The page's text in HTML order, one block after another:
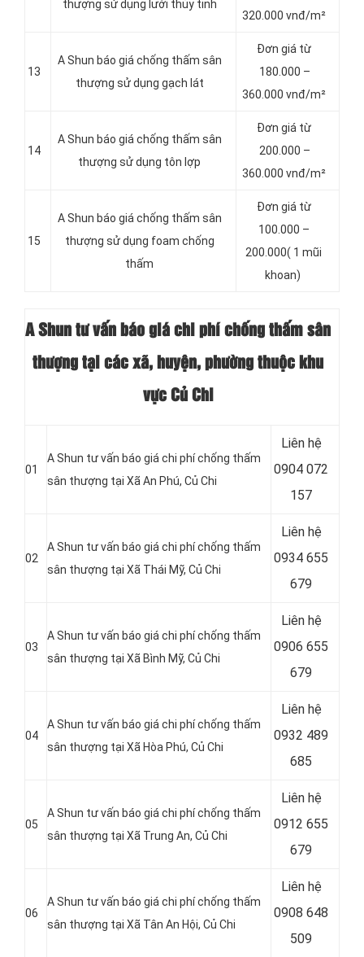
thượng sử dụng lưới thủy tinh
320.000 vnđ/m²
13
A Shun báo giá chống thấm sân
thượng sử dụng gạch lát
Đơn giá từ
180.000 –
360.000 vnđ/m²
14
A Shun báo giá chống thấm sân
thượng sử dụng tôn lợp
Đơn giá từ
200.000 –
360.000 vnđ/m²
15
A Shun báo giá chống thấm sân
thượng sử dụng foam chống
thấm
Đơn giá từ
100.000 –
200.000( 1 mũi
khoan)
A Shun tư vấn báo giá chi phí chống thấm sân
thượng tại các xã, huyện, phường thuộc khu
vực Củ Chi
01
A Shun tư vấn báo giá chi phí chống thấm
sân thượng tại Xã An Phú, Củ Chi
Liên hệ
0904 072
157
02
A Shun tư vấn báo giá chi phí chống thấm
sân thượng tại Xã Thái Mỹ, Củ Chi
Liên hệ
0934 655
679
03
A Shun tư vấn báo giá chi phí chống thấm
sân thượng tại Xã Bình Mỹ, Củ Chi
Liên hệ
0906 655
679
04
A Shun tư vấn báo giá chi phí chống thấm
sân thượng tại Xã Hòa Phú, Củ Chi
Liên hệ
0932 489
685
05
A Shun tư vấn báo giá chi phí chống thấm
sân thượng tại Xã Trung An, Củ Chi
Liên hệ
0912 655
679
06
A Shun tư vấn báo giá chi phí chống thấm
sân thượng tại Xã Tân An Hội, Củ Chi
Liên hệ
0908 648
509